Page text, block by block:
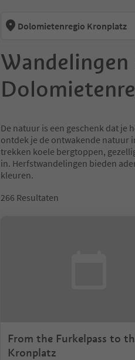
Dolomietenregio Kronplatz
De natuur is een geschenk dat je
ontdek je de ontwakende natuur
trekken koele bergtoppen,
in. Herfstwandelingen bieden
kleuren.
266 Resultaten
From the Furkelpass to
Kronplatz